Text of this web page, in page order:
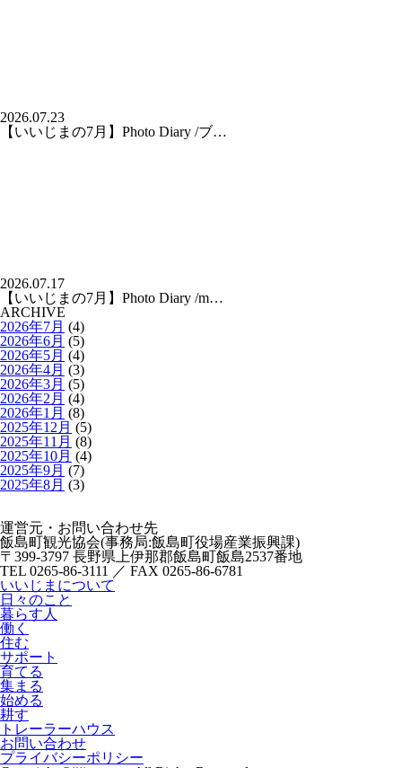
2026.07.23
【いいじまの7月】Photo Diary /ブ…
2026.07.17
【いいじまの7月】Photo Diary /m…
ARCHIVE
2026年7月 (4)
2026年6月 (5)
2026年5月 (4)
2026年4月 (3)
2026年3月 (5)
2026年2月 (4)
2026年1月 (8)
2025年12月 (5)
2025年11月 (8)
2025年10月 (4)
2025年9月 (7)
2025年8月 (3)
運営元・お問い合わせ先
飯島町観光協会(事務局:飯島町役場産業振興課)
〒399-3797 長野県上伊那郡飯島町飯島2537番地
TEL 0265-86-3111 ／ FAX 0265-86-6781
いいじまについて
日々のこと
暮らす人
働く
住む
サポート
育てる
集まる
始める
耕す
トレーラーハウス
お問い合わせ
プライバシーポリシー